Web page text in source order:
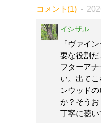
コメント(1)
イシザル
「ヴァイ
要な役割
フターア
い。出てこ
ンウッド
か？そう
丁寧に聴い